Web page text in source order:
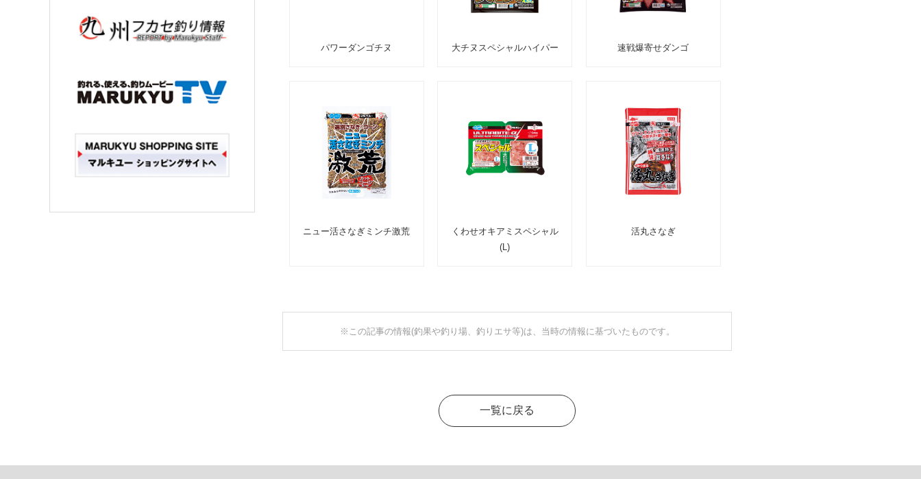
パワーダンゴチヌ 大チヌスペシャルハイパー 速戦爆寄せダンゴ
ニュー活さなぎミンチ激荒
くわせオキアミスペシャル
(L)
活丸さなぎ
※この記事の情報(釣果や釣り場、釣りエサ等)は、当時の情報に基づいたものです。
一覧に戻る